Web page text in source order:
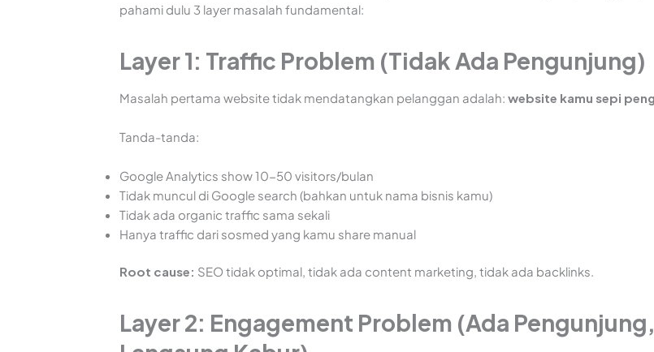
pahami dulu 3 layer masalah fundamental:
Layer 1: Traffic Problem (Tidak Ada Pengunjung)
Masalah pertama website tidak mendatangkan pelanggan adalah:website kamu sepi
Tanda-tanda:
Google Analytics show 10-50 visitors/bulan
Tidak muncul di Google search (bahkan untuk nama bisnis kamu)
Tidak ada organic traffic sama sekali
Hanya traffic dari sosmed yang kamu share manual
Root cause: SEO tidak optimal, tidak ada content marketing, tidak ada backlinks.
Layer 2: Engagement Problem (Ada